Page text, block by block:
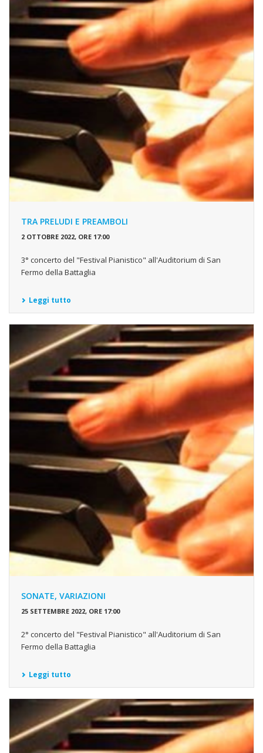
TRA PRELUDI E PREAMBOLI
2 OTTOBRE 2022, ORE 17:00
3° concerto del "Festival Pianistico" all'Auditorium di San
Fermo della Battaglia
Leggi tutto
SONATE, VARIAZIONI
25 SETTEMBRE 2022, ORE 17:00
2° concerto del "Festival Pianistico" all'Auditorium di San
Fermo della Battaglia
Leggi tutto